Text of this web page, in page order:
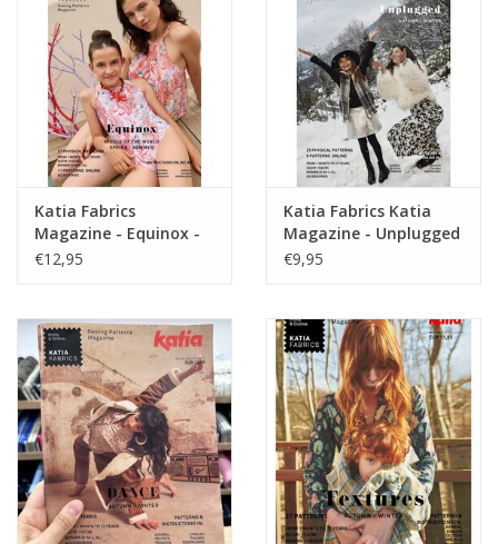
Katia Fabrics
Magazine - Equinox -
Zomer 2026
€12,95
Katia Fabrics Katia
Magazine - Unplugged
- Winter 2025
€9,95